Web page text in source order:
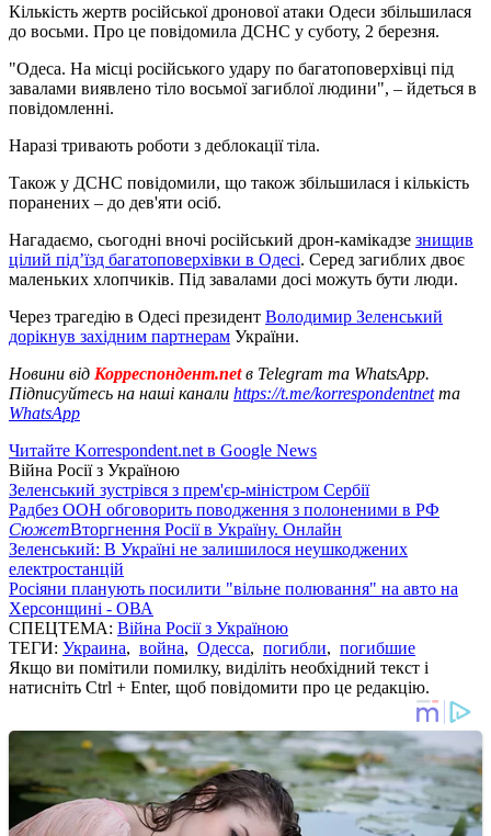
Кількість жертв російської дронової атаки Одеси збільшилася
до восьми. Про це повідомила ДСНС у суботу, 2 березня.
"Одеса. На місці російського удару по багатоповерхівці під
завалами виявлено тіло восьмої загиблої людини", – йдеться в
повідомленні.
Наразі тривають роботи з деблокації тіла.
Також у ДСНС повідомили, що також збільшилася і кількість
поранених – до дев'яти осіб.
Нагадаємо, сьогодні вночі російський дрон-камікадзе знищив
цілий під’їзд багатоповерхівки в Одесі. Серед загиблих двоє
маленьких хлопчиків. Під завалами досі можуть бути люди.
Через трагедію в Одесі президент Володимир Зеленський
дорікнув західним партнерам України.
Новини від Корреспондент.netв Telegram та WhatsApp.
Підписуйтесь на наші канали https://t.me/korrespondentnetта
WhatsApp
Читайте Korrespondent.net в Google News
Війна Росії з Україною
Зеленський зустрівся з прем'єр-міністром Сербії
Радбез ООН обговорить поводження з полоненими в РФ
СюжетВторгнення Росії в Україну. Онлайн
Зеленський: В Україні не залишилося неушкоджених
електростанцій
Росіяни планують посилити "вільне полювання" на авто на
Херсонщині - ОВА
СПЕЦТЕМА: Війна Росії з Україною
ТЕГИ: Украина, война, Одесса, погибли, погибшие
Якщо ви помітили помилку, виділіть необхідний текст і
натисніть Ctrl + Enter, щоб повідомити про це редакцію.